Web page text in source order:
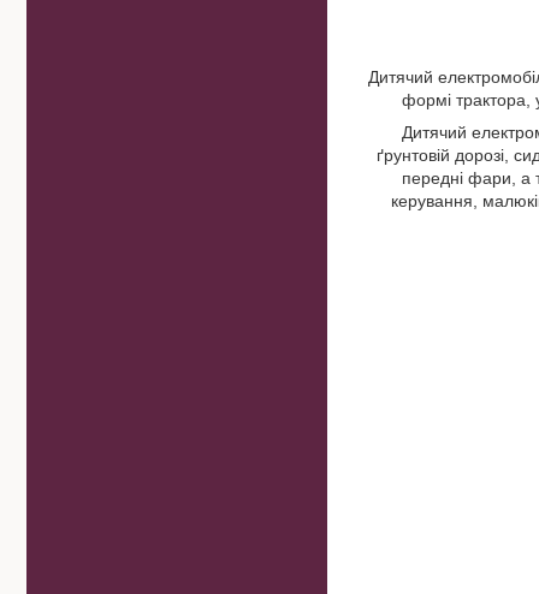
Дитячий
формі трактора,
Дитячий
ґрунтовій дорозі,
передні фари, а
керування,